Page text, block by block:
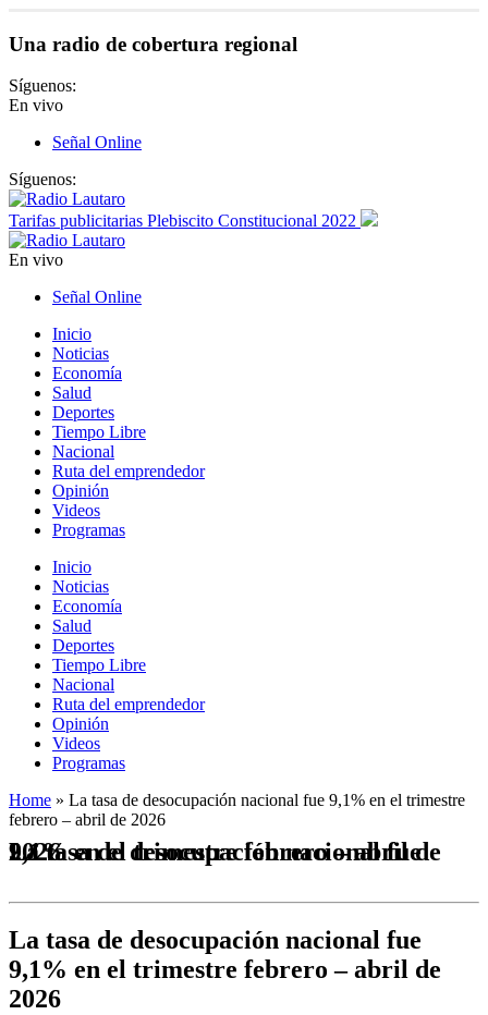
Una radio de cobertura regional
Síguenos:
En vivo
Señal Online
Síguenos:
Tarifas publicitarias Plebiscito Constitucional 2022
En vivo
Señal Online
Inicio
Noticias
Economía
Salud
Deportes
Tiempo Libre
Nacional
Ruta del emprendedor
Opinión
Videos
Programas
Inicio
Noticias
Economía
Salud
Deportes
Tiempo Libre
Nacional
Ruta del emprendedor
Opinión
Videos
Programas
Home » La tasa de desocupación nacional fue 9,1% en el trimestre
febrero – abril de 2026
La tasa de desocupación nacional fue 9,1% en el trimestre febrero – abril de 2026
La tasa de desocupación nacional fue
9,1% en el trimestre febrero – abril de
2026